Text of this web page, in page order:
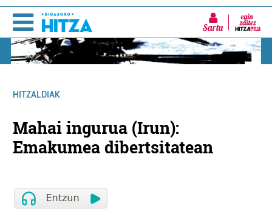
Sartu
HITZALDIAK
Mahai ingurua (Irun):
Emakumea dibertsitatean